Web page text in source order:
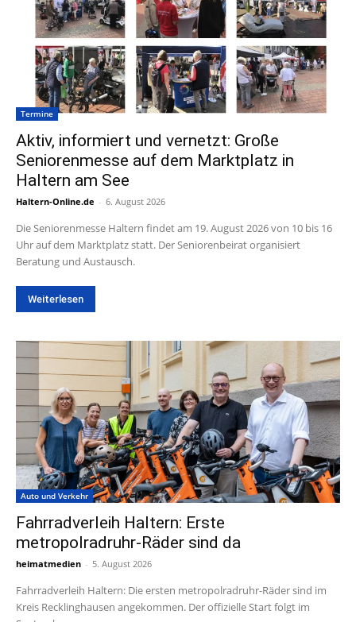
Termine
Aktiv, informiert und vernetzt: Große
Seniorenmesse auf dem Marktplatz in
Haltern am See
Haltern-Online.de - 6. August 2026
Die Seniorenmesse Haltern findet am 19. August 2026 von 10 bis 16
Uhr auf dem Marktplatz statt. Der Seniorenbeirat organisiert
Beratung und Austausch.
Weiterlesen
Auto und Verkehr
Fahrradverleih Haltern: Erste
metropolradruhr-Räder sind da
heimatmedien - 5. August 2026
Fahrradverleih Haltern: Die ersten metropolradruhr-Räder sind im
Kreis Recklinghausen angekommen. Der offizielle Start folgt im